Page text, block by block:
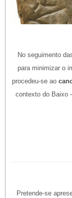
No seguimento
para minimizar o
procedeu-se ao
contexto do Baixo
Pretende-se